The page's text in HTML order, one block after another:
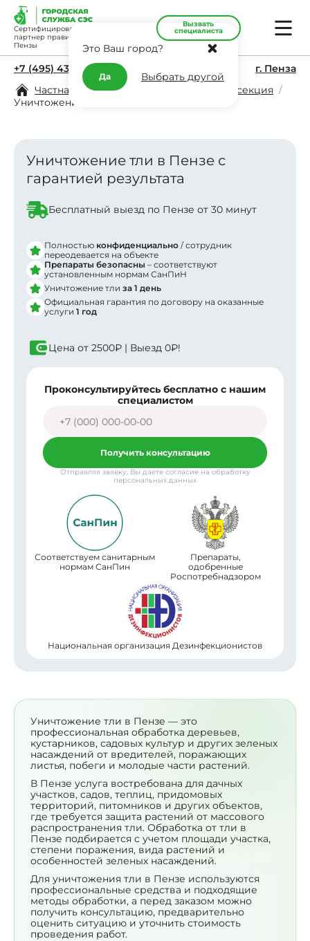
Это Ваш город?
Да Выбрать другой
Сертифицированный
партнер правительства
Пензы
Вызвать
специалиста
+7 (495) 431-11-45
г. Пенза
Частная дезинфекция в Пензе
Дезинсекция /
Уничтожение тли
Уничтожение тли в Пензе с
гарантией результата
Бесплатный выезд по Пензе от 30 минут
Полностью конфиденциально / сотрудник
переодевается на объекте
Препараты безопасны – соответствуют
установленным нормам СанПиН
Уничтожение тли за 1 день
Официальная гарантия по договору на оказанные
услуги 1 год
Цена от 2500₽ | Выезд 0₽!
Проконсультируйтесь бесплатно с нашим
специалистом
Получить консультацию
Отправляя заявку, Вы даете согласие на обработку
персональных данных
Соответствуем санитарным
нормам СанПин
Препараты,
одобренные
Роспотребнадзором
Национальная организация Дезинфекционистов
Уничтожение тли в Пензе — это
профессиональная обработка деревьев,
кустарников, садовых культур и других зеленых
насаждений от вредителей, поражающих
листья, побеги и молодые части растений.
В Пензе услуга востребована для дачных
участков, садов, теплиц, придомовых
территорий, питомников и других объектов,
где требуется защита растений от массового
распространения тли. Обработка от тли в
Пензе подбирается с учетом площади участка,
степени поражения, вида растений и
особенностей зеленых насаждений.
Для уничтожения тли в Пензе используются
профессиональные средства и подходящие
методы обработки, а перед заказом можно
получить консультацию, предварительно
оценить ситуацию и уточнить стоимость
проведения работ.
В ближайшее время